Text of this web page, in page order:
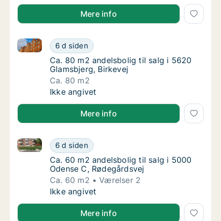
Mere info
Ca. 80 m2 andelsbolig til salg i 5620
6 d siden
Ca. 80 m2 andelsbolig til salg i 5620 Glamsbjerg,
Ca. 80 m2 andelsbolig til salg i 5620
Ca. 80 m2 andelsbolig til salg i 5620
Glamsbjerg, Birkevej
Ca. 80 m2
Ca. 80 m2 andelsbolig til salg i 5620
Ikke angivet
Mere info
Ca. 60 m2 andelsbolig til salg i 5000
6 d siden
Ca. 60 m2 andelsbolig til salg i 5000 Odense C,
Ca. 60 m2 andelsbolig til salg i 5000
Ca. 60 m2 andelsbolig til salg i 5000
Odense C, Rødegårdsvej
Ca. 60 m2
Værelser 2
Ca. 60 m2 andelsbolig til salg i 5000
Ikke angivet
Mere info